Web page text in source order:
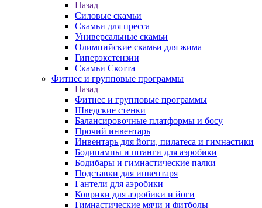
Назад
Силовые скамьи
Скамьи для пресса
Универсальные скамьи
Олимпийские скамьи для жима
Гиперэкстензии
Скамьи Скотта
Фитнес и групповые программы
Назад
Фитнес и групповые программы
Шведские стенки
Балансировочные платформы и босу
Прочий инвентарь
Инвентарь для йоги, пилатеса и гимнастики
Бодипампы и штанги для аэробики
Бодибары и гимнастические палки
Подставки для инвентаря
Гантели для аэробики
Коврики для аэробики и йоги
Гимнастические мячи и фитболы